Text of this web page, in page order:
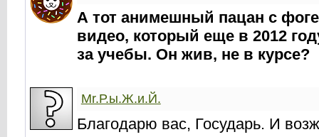
А тот анимешный пацан с
видео, который еще в 2012
за учебы. Он жив, не в курсе?
Mr.Р.ы.Ж.и.Й.
Благодарю вас, Государь. И